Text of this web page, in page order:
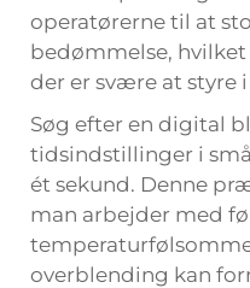
operatørerne til at
bedømmelse,
der er svære at styre
Søg efter en digital
tidsindstillinger i
ét sekund. Denne
man arbejder med
overblending kan